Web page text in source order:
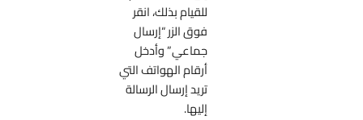
للقيام بذلك، انقر
فوق الزر “إرسال
جماعي” وأدخل
أرقام الهواتف التي
تريد إرسال الرسالة
إليها.